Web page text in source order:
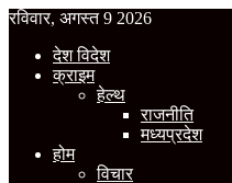
रविवार, अगस्त 9 2026
देश विदेश
क्राइम
हेल्थ
राजनीति
मध्यप्रदेश
होम
विचार